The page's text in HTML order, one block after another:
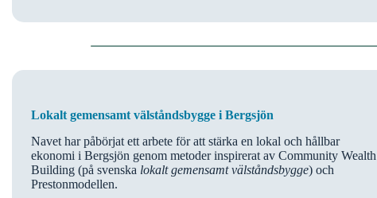
Lokalt gemensamt välståndsbygge i Bergsjön
Navet har påbörjat ett arbete för att stärka en lokal och hållbar
ekonomi i Bergsjön genom metoder inspirerat av Community Wealth
Building (på svenska lokalt gemensamt välståndsbygge) och
Prestonmodellen.